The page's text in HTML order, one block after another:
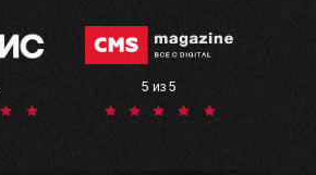
5 из 5